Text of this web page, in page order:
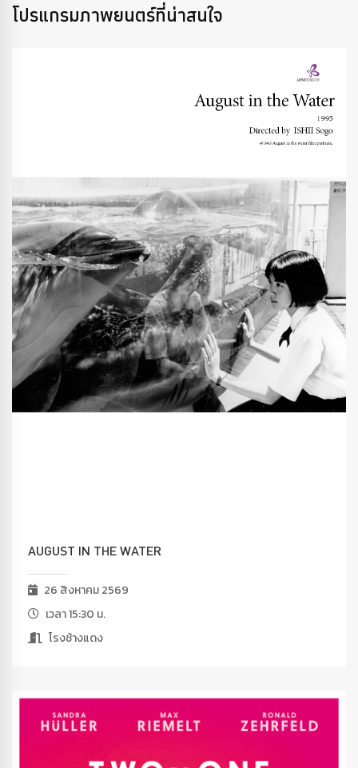
โปรแกรมภาพยนตร์ที่น่าสนใจ
AUGUST IN THE WATER
26 สิงหาคม 2569
เวลา 15:30 น.
โรงช้างแดง